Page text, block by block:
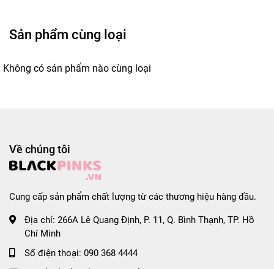
Sản phẩm cùng loại
Không có sản phẩm nào cùng loại
Về chúng tôi
Cung cấp sản phẩm chất lượng từ các thương hiệu hàng đầu.
Địa chỉ: 266A Lê Quang Định, P. 11, Q. Bình Thạnh, TP. Hồ
Chí Minh
Số điện thoại: 090 368 4444